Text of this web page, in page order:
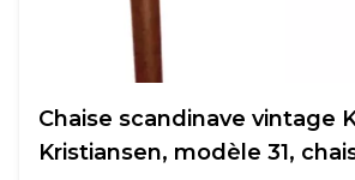
Chaise scandinave vintage
Kristiansen, modèle 31,